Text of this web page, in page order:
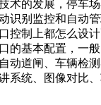
术的发展，停车
识别监控和自动
控制上都怎么设
的基本配置，一
动道闸、车辆检
系统、图像对比